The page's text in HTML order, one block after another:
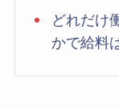
どれだけ
かで給料